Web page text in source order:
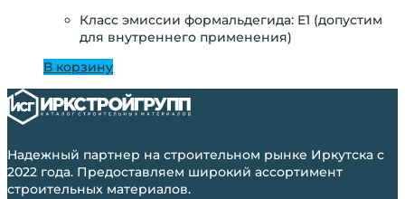
Класс эмиссии формальдегида: E1 (допустим
для внутреннего применения)
В корзину
Надежный партнер на строительном рынке Иркутска с
2022 года. Предоставляем широкий ассортимент
строительных материалов.